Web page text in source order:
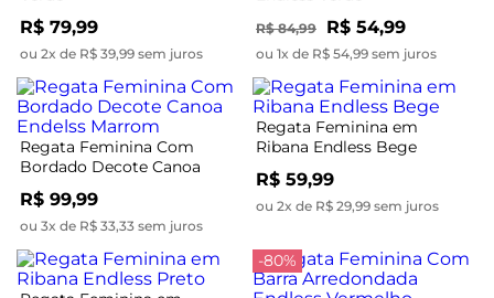
R$ 79,99
ou 2x de R$ 39,99 sem juros
R$ 84,99 R$ 54,99
ou 1x de R$ 54,99 sem juros
Regata Feminina Com
Bordado Decote Canoa
Endelss Marrom
R$ 99,99
ou 3x de R$ 33,33 sem juros
Regata Feminina em
Ribana Endless Bege
R$ 59,99
ou 2x de R$ 29,99 sem juros
-80%